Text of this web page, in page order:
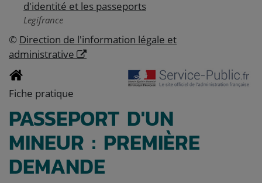
d'identité et les passeports
Legifrance
© Direction de l'information légale et
administrative
Fiche pratique
PASSEPORT D'UN
MINEUR : PREMIÈRE
DEMANDE